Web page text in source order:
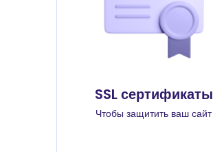
SSL сертификаты
Чтобы защитить ваш сайт